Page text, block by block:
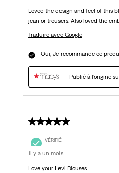
Loved the design and feel of this
jean or trousers. Also loved the
Traduire avec Google
Oui, Je recommande ce
Publié à l'origine
5 sur 5 étoiles.
VÉRIFIÉ
il y a un mois
Love your Levi Blouses